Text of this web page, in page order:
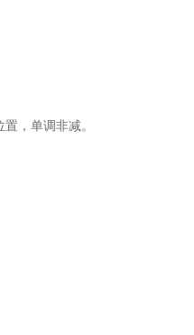
，单调非减。